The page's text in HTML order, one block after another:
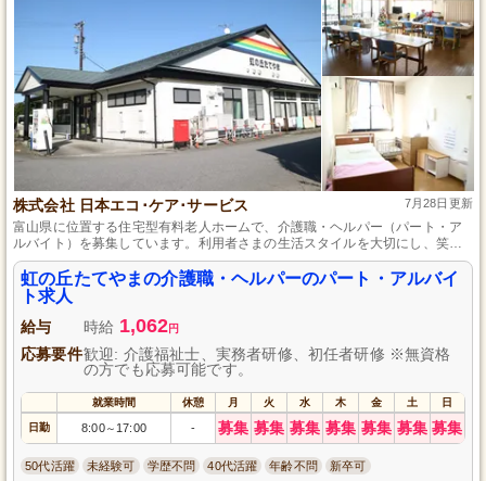
株式会社 日本エコ･ケア･サービス 7月28日更新
富山県に位置する住宅型有料老人ホームで、介護職・ヘルパー（パート・ア
ルバイト）を募集しています。利用者さまの生活スタイルを大切にし、笑顔
での接遇を心がける環境で、食事や入浴、日々の暮らしのサポートを行いま
す。未経験からでも成長できるサポート体制が整っており、勤務時間や日数
の相談も可能です。富山県での仕事をお探しの方には最適な職場です。
虹の丘たてやまの介護職・ヘルパーのパート・アルバイ
ト求人
給与 時給 1,062円
応募要件歓迎: 介護福祉士、実務者研修、初任者研修 ※無資格
の方でも応募可能です。
就業時間 休憩 月 火 水 木 金 土 日
日勤 8:00～ 17:00 - 募集 募集 募集 募集 募集 募集 募集
50代活躍 未経験可 学歴不問 40代活躍 年齢不問 新卒可